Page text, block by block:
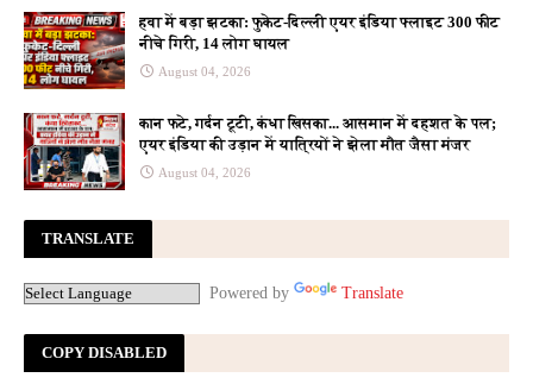
हवा में बड़ा झटका: फुकेट-दिल्ली एयर इंडिया फ्लाइट 300 फीट
नीचे गिरी, 14 लोग घायल
August 04, 2026
कान फटे, गर्दन टूटी, कंधा खिसका... आसमान में दहशत के पल;
एयर इंडिया की उड़ान में यात्रियों ने झेला मौत जैसा मंजर
August 04, 2026
TRANSLATE
Powered by Translate
COPY DISABLED